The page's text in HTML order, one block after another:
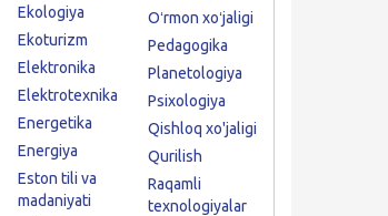
Ekologiya
Ekoturizm
Elektronika
Elektrotexnika
Energetika
Energiya
Eston tili va
madaniyati
Oʻrmon xoʻjaligi
Pedagogika
Planetologiya
Psixologiya
Qishloq xo'jaligi
Qurilish
Raqamli
texnologiyalar